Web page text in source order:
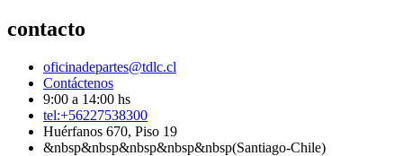
contacto
oficinadepartes@tdlc.cl
Contáctenos
9:00 a 14:00 hs
tel:+56227538300
Huérfanos 670, Piso 19
&nbsp&nbsp&nbsp&nbsp&nbsp(Santiago-Chile)